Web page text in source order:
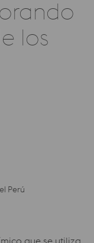
los
Perú
que se utiliza